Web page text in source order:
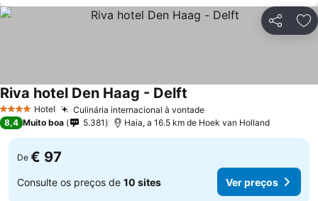
Partilhar
4 EstrelasHotel Culinária internacional à vontade
Riva hotel Den Haag - Delft
8,4 Muito boa 5.381 Haia, a 16.5 km de Hoek van Holland
De € 97
Consulte os preços de 10 sites Ver preços